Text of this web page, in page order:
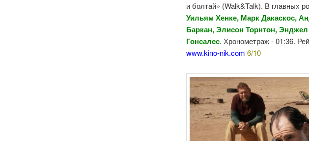
и болтай» (Walk&Talk). В главных
Уильям Хенке, Марк Дакаскос,
Баркан, Элисон Торнтон,
Гонсалес. Хронометраж - 01:36.
www.kino-nik.com 6/10